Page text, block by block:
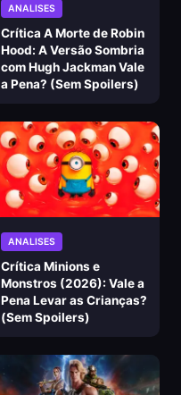
ANALISES
Crítica A Morte de Robin
Hood: A Versão Sombria
com Hugh Jackman Vale
a Pena? (Sem Spoilers)
ANALISES
Crítica Minions e
Monstros (2026): Vale a
Pena Levar as Crianças?
(Sem Spoilers)